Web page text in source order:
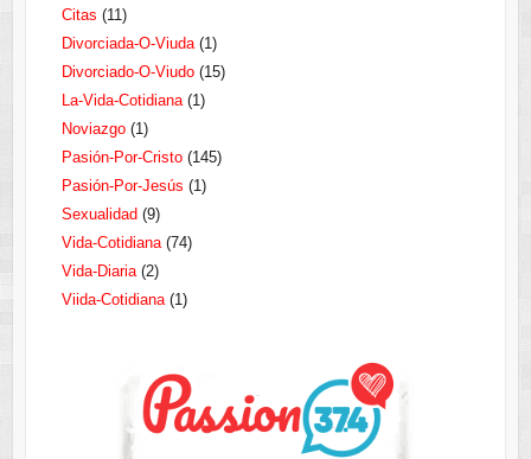
Citas (11)
Divorciada-O-Viuda(1)
Divorciado-O-Viudo(15)
La-Vida-Cotidiana(1)
Noviazgo(1)
Pasión-Por-Cristo(145)
Pasión-Por-Jesús (1)
Sexualidad (9)
Vida-Cotidiana(74)
Vida-Diaria(2)
Viida-Cotidiana(1)